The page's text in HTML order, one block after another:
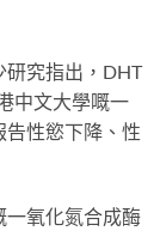
研究指出，DHT
中文大學嘅一
性慾下降、性
一氧化氮合成酶